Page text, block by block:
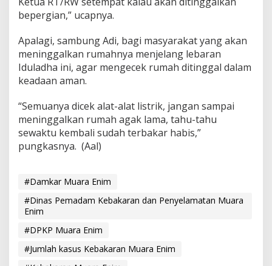
bepergian,” ucapnya.
Apalagi, sambung Adi, bagi masyarakat yang akan
meninggalkan rumahnya menjelang lebaran
Iduladha ini, agar mengecek rumah ditinggal dalam
keadaan aman.
“Semuanya dicek alat-alat listrik, jangan sampai
meninggalkan rumah agak lama, tahu-tahu
sewaktu kembali sudah terbakar habis,”
pungkasnya. (Aal)
#Damkar Muara Enim
#Dinas Pemadam Kebakaran dan Penyelamatan Muara
Enim
#DPKP Muara Enim
#Jumlah kasus Kebakaran Muara Enim